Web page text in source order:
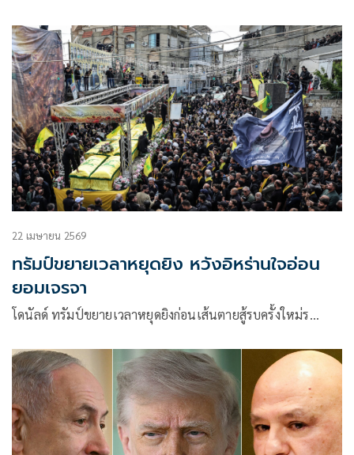
22 เมษายน 2569
ทรัมป์ขยายเวลาหยุดยิง หวังอิหร่านใจอ่อน
ยอมเจรจา
โดนัลด์ ทรัมป์ขยายเวลาหยุดยิงก่อนเส้นตายสู้รบครั้งใหม่ร…